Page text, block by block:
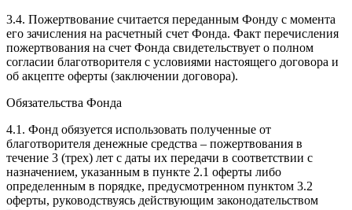
3.4. Пожертвование считается переданным Фонду с момента
его зачисления на расчетный счет Фонда. Факт перечисления
пожертвования на счет Фонда свидетельствует о полном
согласии благотворителя с условиями настоящего договора и
об акцепте оферты (заключении договора).
Обязательства Фонда
4.1. Фонд обязуется использовать полученные от
благотворителя денежные средства – пожертвования в
течение 3 (трех) лет с даты их передачи в соответствии с
назначением, указанным в пункте 2.1 оферты либо
определенным в порядке, предусмотренном пунктом 3.2
оферты, руководствуясь действующим законодательством